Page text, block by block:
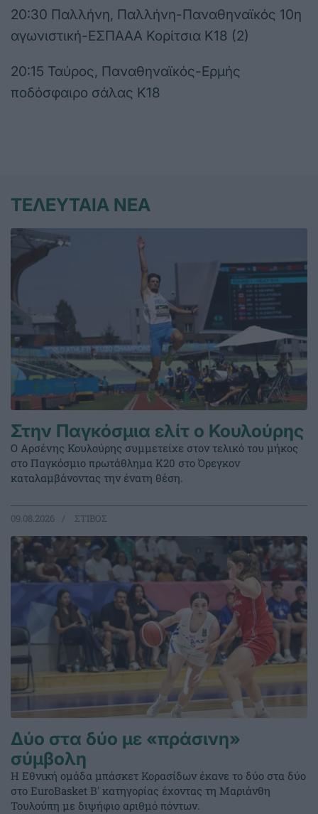
20:30 Παλλήνη, Παλλήνη-Παναθηναϊκός 10η
αγωνιστική-ΕΣΠΑΑΑ Κορίτσια Κ18 (2)
20:15 Ταύρος, Παναθηναϊκός-Ερμής
ποδόσφαιρο σάλας Κ18
ΤΕΛΕΥΤΑΙΑ ΝΕΑ
Στην Παγκόσμια ελίτ ο Κουλούρης
Ο Αρσένης Κουλούρης συμμετείχε στον τελικό του μήκος
στο Παγκόσμιο πρωτάθλημα Κ20 στο Όρεγκον
καταλαμβάνοντας την ένατη θέση.
09.08.2026 ΣΤΙΒΟΣ
Δύο στα δύο με «πράσινη»
σύμβολη
Η Εθνική ομάδα μπάσκετ Κορασίδων έκανε το δύο στα δύο
στο EuroBasket Β' κατηγορίας έχοντας τη Μαριάνθη
Τουλούπη με διψήφιο αριθμό πόντων.